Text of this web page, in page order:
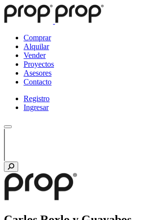
Comprar
Alquilar
Vender
Proyectos
Asesores
Contacto
Registro
Ingresar